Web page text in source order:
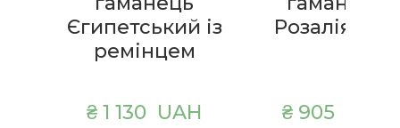
Єгипетський із
ремінцем
₴ 1 130  UAH
Розалія міні
₴ 905  UAH